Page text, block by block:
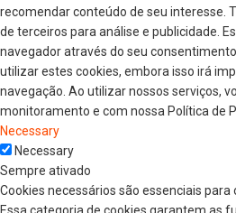
recomendar conteúdo de seu interesse.
de terceiros para análise e publicidade.
navegador através do seu
utilizar estes cookies, embora isso irá
navegação. Ao utilizar nossos serviços,
monitoramento e com nossa Política de
Necessary
Necessary
Sempre ativado
Cookies necessários são essenciais
Essa categoria de cookies garantem as